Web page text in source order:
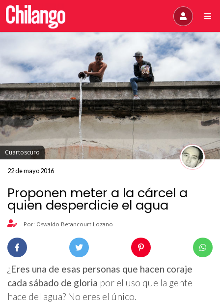
Cuartoscuro
22 de mayo 2016
Proponen meter a la cárcel a
quien desperdicie el agua
Por: Oswaldo Betancourt Lozano
¿Eres una de esas personas que hacen coraje
cada sábado de gloria por el uso que la gente
hace del agua? No eres el único.